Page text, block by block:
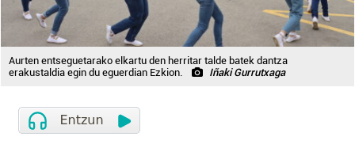
Aurten entseguetarako elkartu den herritar talde batek dantza
erakustaldia egin du eguerdian Ezkion.
Iñaki Gurrutxaga